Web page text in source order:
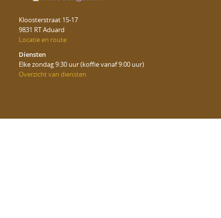
Kloosterstraat 15-17
9831 RT Aduard
Locatie en route
Diensten
Elke zondag 9:30 uur (koffie vanaf 9:00 uur)
Overzicht van diensten